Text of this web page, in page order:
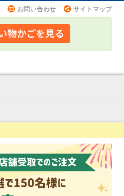
お問い合わせ サイトマップ